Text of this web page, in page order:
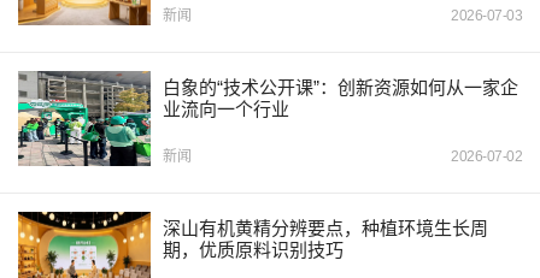
新闻 2026-07-03
白象的“技术公开课”：创新资源如何从一家企
业流向一个行业
新闻 2026-07-02
深山有机黄精分辨要点，种植环境生长周
期，优质原料识别技巧